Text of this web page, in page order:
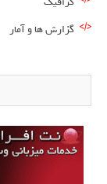
گزارش ها و آمار